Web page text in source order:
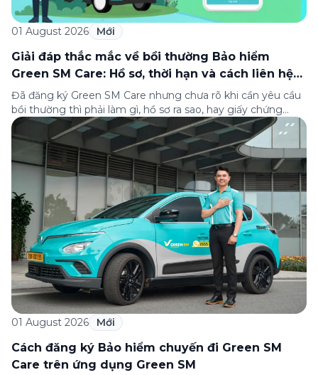
01 August 2026 Mới
Giải đáp thắc mắc về bồi thường Bảo hiểm
Green SM Care: Hồ sơ, thời hạn và cách liên hệ
hỗ trợ
Đã đăng ký Green SM Care nhưng chưa rõ khi cần yêu cầu
bồi thường thì phải làm gì, hồ sơ ra sao, hay giấy chứng
nhận bảo hiểm tìm ở đâu? Bài viết này tổng hợp đầy đủ các
câu hỏi thường gặp nhất về quy trình bồi thường và hỗ trợ
của Green […]
01 August 2026 Mới
Cách đăng ký Bảo hiểm chuyến đi Green SM
Care trên ứng dụng Green SM